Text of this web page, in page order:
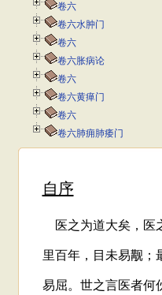
卷六
卷六水肿门
卷六
卷六胀病论
卷六
卷六黄瘅门
卷六
卷六肺痈肺痿门